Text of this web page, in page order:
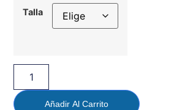
Talla
Añadir Al Carrito